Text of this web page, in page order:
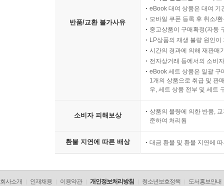
반품/교환 불가사유
eBook 대여 상품은 대여 기
모바일 쿠폰 등록 후 취소/
중고상품이 구매확정(자동
LP상품의 재생 불량 원인
시간의 경과에 의해 재판매
전자상거래 등에서의 소비
eBook 세트 상품은 일괄 구
1개의 상품으로 취급 및 판
우, 세트 상품 전부 및 세트
소비자 피해보상
상품의 불량에 의한 반품,
준하여 처리됨
환불 지연에 따른 배상 대금 환불 및 환불 지연에
회사소개 인재채용 이용약관 개인정보처리방침 청소년보호정책 도서홍보안내